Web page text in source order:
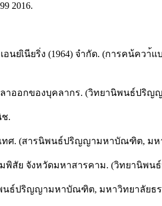
2016.
อนยเินียริ่ง (1964) จำกัด. (การคน้ค
ลาออกของบุคลากร. (วิทยานิพนธ์ปริ
ช.
ทศ. (สารนิพนธ์ปริญญามหาบัณฑิต, ม
มพิสัย จังหวัดมหาสารคาม. (วิทยา
นธ์ปริญญามหาบัณฑิต, มหาวิทยาลัยธ